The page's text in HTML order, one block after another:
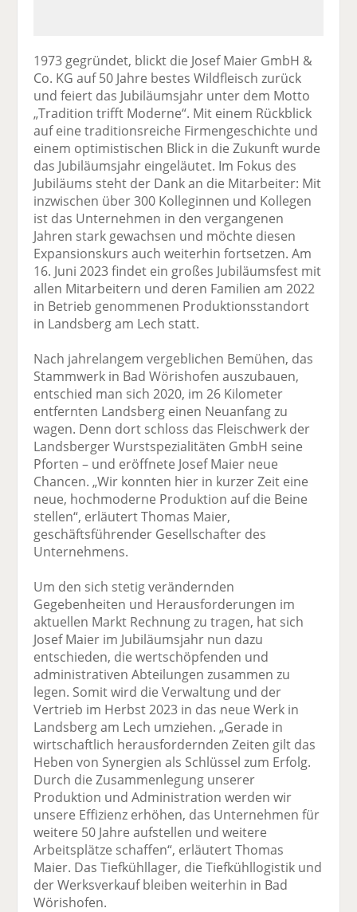
1973 gegründet, blickt die Josef Maier GmbH &
Co. KG auf 50 Jahre bestes Wildfleisch zurück
und feiert das Jubiläumsjahr unter dem Motto
„Tradition trifft Moderne“. Mit einem Rückblick
auf eine traditionsreiche Firmengeschichte und
einem optimistischen Blick in die Zukunft wurde
das Jubiläumsjahr eingeläutet. Im Fokus des
Jubiläums steht der Dank an die Mitarbeiter: Mit
inzwischen über 300 Kolleginnen und Kollegen
ist das Unternehmen in den vergangenen
Jahren stark gewachsen und möchte diesen
Expansionskurs auch weiterhin fortsetzen. Am
16. Juni 2023 findet ein großes Jubiläumsfest mit
allen Mitarbeitern und deren Familien am 2022
in Betrieb genommenen Produktionsstandort
in Landsberg am Lech statt.
Nach jahrelangem vergeblichen Bemühen, das
Stammwerk in Bad Wörishofen auszubauen,
entschied man sich 2020, im 26 Kilometer
entfernten Landsberg einen Neuanfang zu
wagen. Denn dort schloss das Fleischwerk der
Landsberger Wurstspezialitäten GmbH seine
Pforten – und eröffnete Josef Maier neue
Chancen. „Wir konnten hier in kurzer Zeit eine
neue, hochmoderne Produktion auf die Beine
stellen“, erläutert Thomas Maier,
geschäftsführender Gesellschafter des
Unternehmens.
Um den sich stetig verändernden
Gegebenheiten und Herausforderungen im
aktuellen Markt Rechnung zu tragen, hat sich
Josef Maier im Jubiläumsjahr nun dazu
entschieden, die wertschöpfenden und
administrativen Abteilungen zusammen zu
legen. Somit wird die Verwaltung und der
Vertrieb im Herbst 2023 in das neue Werk in
Landsberg am Lech umziehen. „Gerade in
wirtschaftlich herausfordernden Zeiten gilt das
Heben von Synergien als Schlüssel zum Erfolg.
Durch die Zusammenlegung unserer
Produktion und Administration werden wir
unsere Effizienz erhöhen, das Unternehmen für
weitere 50 Jahre aufstellen und weitere
Arbeitsplätze schaffen“, erläutert Thomas
Maier. Das Tiefkühllager, die Tiefkühllogistik und
der Werksverkauf bleiben weiterhin in Bad
Wörishofen.